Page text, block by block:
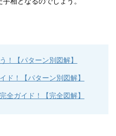
！【パターン別図解】
ド！【パターン別図解】
全ガイド！【完全図解】